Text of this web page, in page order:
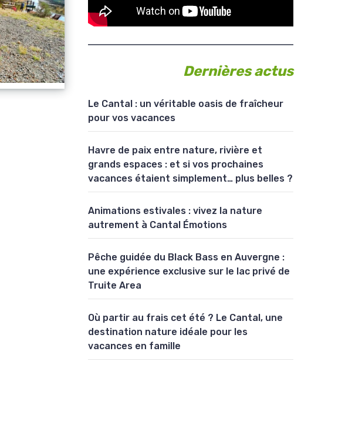
Dernières actus
Le Cantal : un véritable oasis de fraîcheur
pour vos vacances
Havre de paix entre nature, rivière et
grands espaces : et si vos prochaines
vacances étaient simplement… plus belles ?
Animations estivales : vivez la nature
autrement à Cantal Émotions
Pêche guidée du Black Bass en Auvergne :
une expérience exclusive sur le lac privé de
Truite Area
Où partir au frais cet été ? Le Cantal, une
destination nature idéale pour les
vacances en famille